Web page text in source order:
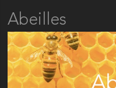
Abeilles